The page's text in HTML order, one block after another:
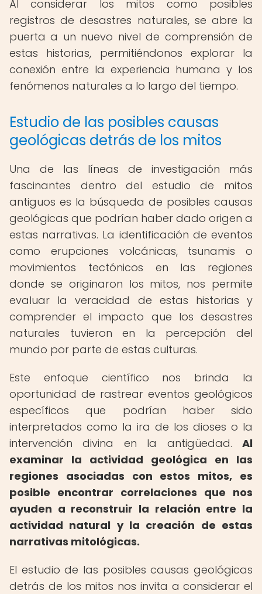
Al considerar los mitos como posibles
registros de desastres naturales, se abre la
puerta a un nuevo nivel de comprensión de
estas historias, permitiéndonos explorar la
conexión entre la experiencia humana y los
fenómenos naturales a lo largo del tiempo.
Estudio de las posibles causas
geológicas detrás de los mitos
Una de las líneas de investigación más
fascinantes dentro del estudio de mitos
antiguos es la búsqueda de posibles causas
geológicas que podrían haber dado origen a
estas narrativas. La identificación de eventos
como erupciones volcánicas, tsunamis o
movimientos tectónicos en las regiones
donde se originaron los mitos, nos permite
evaluar la veracidad de estas historias y
comprender el impacto que los desastres
naturales tuvieron en la percepción del
mundo por parte de estas culturas.
Este enfoque científico nos brinda la
oportunidad de rastrear eventos geológicos
específicos que podrían haber sido
interpretados como la ira de los dioses o la
intervención divina en la antigüedad. Al
examinar la actividad geológica en las
regiones asociadas con estos mitos, es
posible encontrar correlaciones que nos
ayuden a reconstruir la relación entre la
actividad natural y la creación de estas
narrativas mitológicas.
El estudio de las posibles causas geológicas
detrás de los mitos nos invita a considerar el